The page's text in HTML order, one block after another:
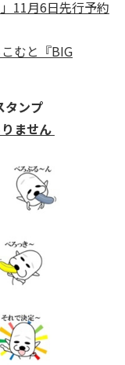
11月6日先行予約
むと『BIG
タンプ
ません